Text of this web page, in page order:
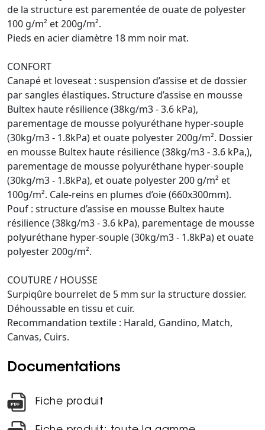
de la structure est parementée de ouate de polyester
100 g/m² et 200g/m².
Pieds en acier diamètre 18 mm noir mat.
CONFORT
Canapé et loveseat : suspension d’assise et de dossier
par sangles élastiques. Structure d’assise en mousse
Bultex haute résilience (38kg/m3 - 3.6 kPa),
parementage de mousse polyuréthane hyper-souple
(30kg/m3 - 1.8kPa) et ouate polyester 200g/m². Dossier
en mousse Bultex haute résilience (38kg/m3 - 3.6 kPa,),
parementage de mousse polyuréthane hyper-souple
(30kg/m3 - 1.8kPa), et ouate polyester 200 g/m² et
100g/m². Cale-reins en plumes d’oie (660x300mm).
Pouf : structure d’assise en mousse Bultex haute
résilience (38kg/m3 - 3.6 kPa), parementage de mousse
polyuréthane hyper-souple (30kg/m3 - 1.8kPa) et ouate
polyester 200g/m².
COUTURE / HOUSSE
Surpiqûre bourrelet de 5 mm sur la structure dossier.
Déhoussable en tissu et cuir.
Recommandation textile : Harald, Gandino, Match,
Canvas, Cuirs.
Documentations
Fiche produit